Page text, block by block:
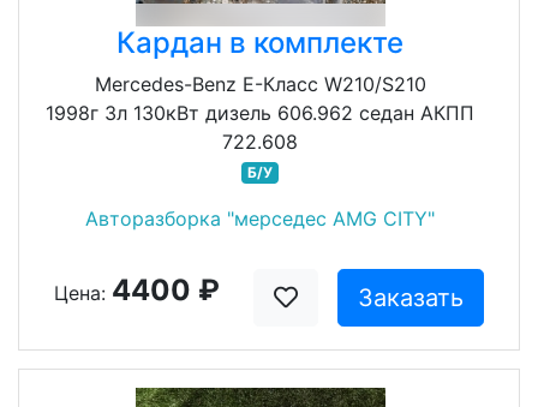
Кардан в комплекте
Mercedes-Benz E-Класс W210/S210
1998г 3л 130кВт дизель 606.962 седан АКПП
722.608
Б/У
Авторазборка "мерседес AMG CITY"
Цена: 4400 ₽ Заказать